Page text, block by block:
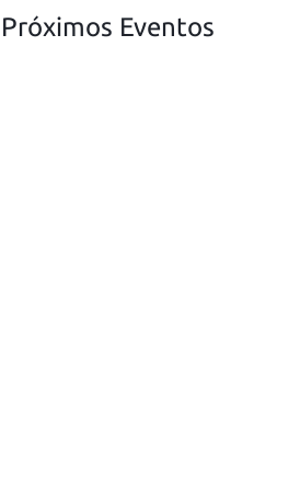
Próximos Eventos